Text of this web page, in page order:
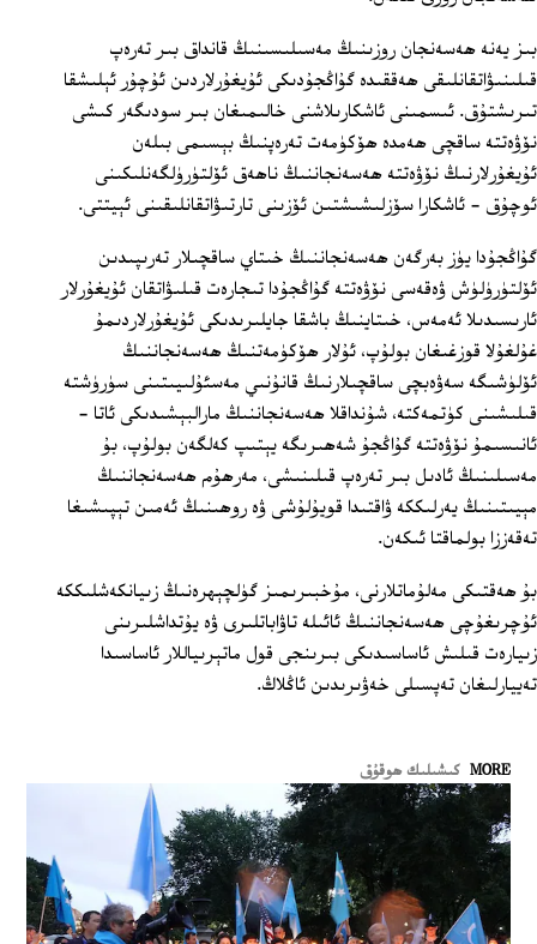
بىز يەنە ھەسەنجان روزىنىڭ مەسىلىسىنىڭ قانداق بىر تەرەپ
قىلىنىۋاتقانلىقى ھەققىدە گۇاڭجۇدىكى ئۇيغۇرلاردىن ئۇچۇر ئېلىشقا
تىرىشتۇق. ئىسمىنى ئاشكارىلاشنى خالىمىغان بىر سودىگەر كىشى
نۆۋەتتە ساقچى ھەمدە ھۆكۈمەت تەرەپنىڭ بېسىمى بىلەن
ئۇيغۇرلارنىڭ نۆۋەتتە ھەسەنجاننىڭ ناھەق ئۆلتۈرۈلگەنلىكىنى
ئوچۇق ‏- ئاشكارا سۆزلىشىشتىن ئۆزىنى تارتىۋاتقانلىقىنى ئېيتتى.
گۇاڭجۇدا يۈز بەرگەن ھەسەنجاننىڭ خىتاي ساقچىلار تەرىپىدىن
ئۆلتۈرۈلۈش ۋەقەسى نۆۋەتتە گۇاڭجۇدا تىجارەت قىلىۋاتقان ئۇيغۇرلار
ئارىسىدىلا ئەمەس، خىتاينىڭ باشقا جايلىرىدىكى ئۇيغۇرلاردىمۇ
غۇلغۇلا قوزغىغان بولۇپ، ئۇلار ھۆكۈمەتنىڭ ھەسەنجاننىڭ
ئۆلۈشىگە سەۋەبچى ساقچىلارنىڭ قانۇنىي مەسئۇلىيىتىنى سۈرۈشتە
قىلىشىنى كۈتمەكتە، شۇنداقلا ھەسەنجاننىڭ مارالبېشىدىكى ئاتا -
ئانىسىمۇ نۆۋەتتە گۇاڭجۇ شەھىرىگە يېتىپ كەلگەن بولۇپ، بۇ
مەسىلىنىڭ ئادىل بىر تەرەپ قىلىنىشى، مەرھۇم ھەسەنجاننىڭ
مېيىتىنىڭ يەرلىككە ۋاقتىدا قويۇلۇشى ۋە روھىنىڭ ئەمىن تېپىشىغا
تەقەززا بولماقتا ئىكەن.
بۇ ھەقتىكى مەلۇماتلارنى، مۇخبىرىمىز گۈلچېھرەنىڭ زىيانكەشلىككە
ئۇچرىغۇچى ھەسەنجاننىڭ ئائىلە تاۋاباتلىرى ۋە يۇتداشلىرىنى
زىيارەت قىلىش ئاساسىدىكى بىرىنجى قول ماتېرىياللار ئاساسىدا
تەييارلىغان تەپسىلى خەۋىرىدىن ئاڭلاڭ.
MORE كىشىلىك ھوقۇق